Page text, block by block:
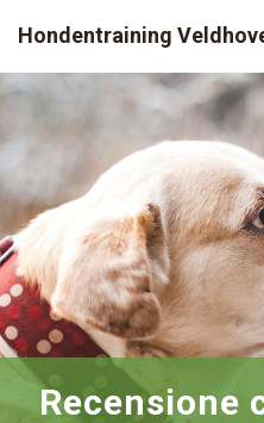
Hondentraining
Recensione